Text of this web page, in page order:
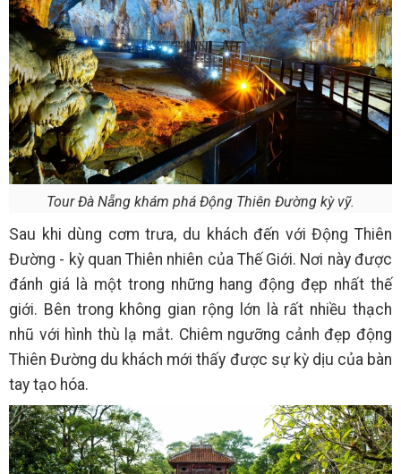
Tour Đà Nẵng khám phá Động Thiên Đường kỳ vỹ.
Sau khi dùng cơm trưa, du khách đến với Động Thiên
Đường - kỳ quan Thiên nhiên của Thế Giới. Nơi này được
đánh giá là một trong những hang động đẹp nhất thế
giới. Bên trong không gian rộng lớn là rất nhiều thạch
nhũ với hình thù lạ mắt. Chiêm ngưỡng cảnh đẹp động
Thiên Đường du khách mới thấy được sự kỳ dịu của bàn
tay tạo hóa.